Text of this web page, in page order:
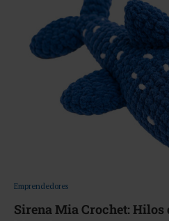
Emprendedores
Sirena Mia Crochet: Hilos